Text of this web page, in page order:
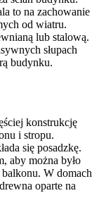
to na zachowanie
od wiatru.
lub stalową.
słupach
budynku.
konstrukcję
i stropu.
się posadzkę.
aby można było
balkonu. W domach
oparte na